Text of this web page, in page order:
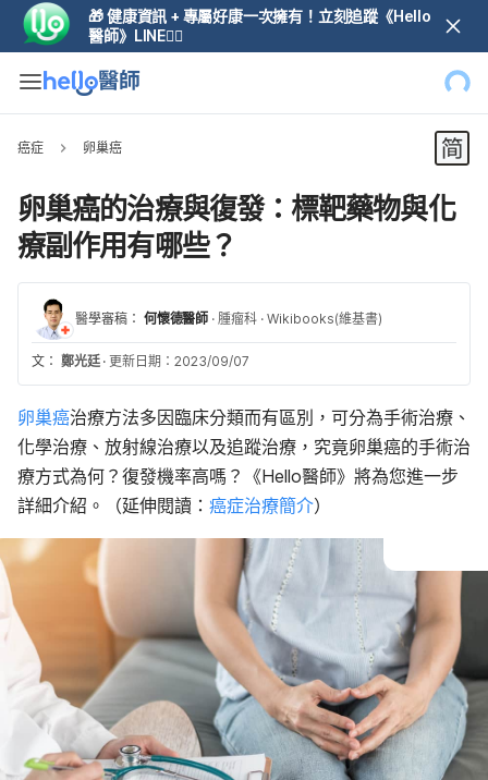
🎁 健康資訊 + 專屬好康一次擁有！立刻追蹤《Hello
醫師》LINE👆🏼
癌症 卵巢癌
卵巢癌的治療與復發：標靶藥物與化
療副作用有哪些？
醫學審稿： 何懷德醫師 · 腫瘤科 · Wikibooks(維基書)
文： 鄭光廷 · 更新日期：2023/09/07
卵巢癌治療方法多因臨床分類而有區別，可分為手術治療、
化學治療、放射線治療以及追蹤治療，究竟卵巢癌的手術治
療方式為何？復發機率高嗎？《Hello醫師》將為您進一步
詳細介紹。（延伸閱讀： 癌症治療簡介）